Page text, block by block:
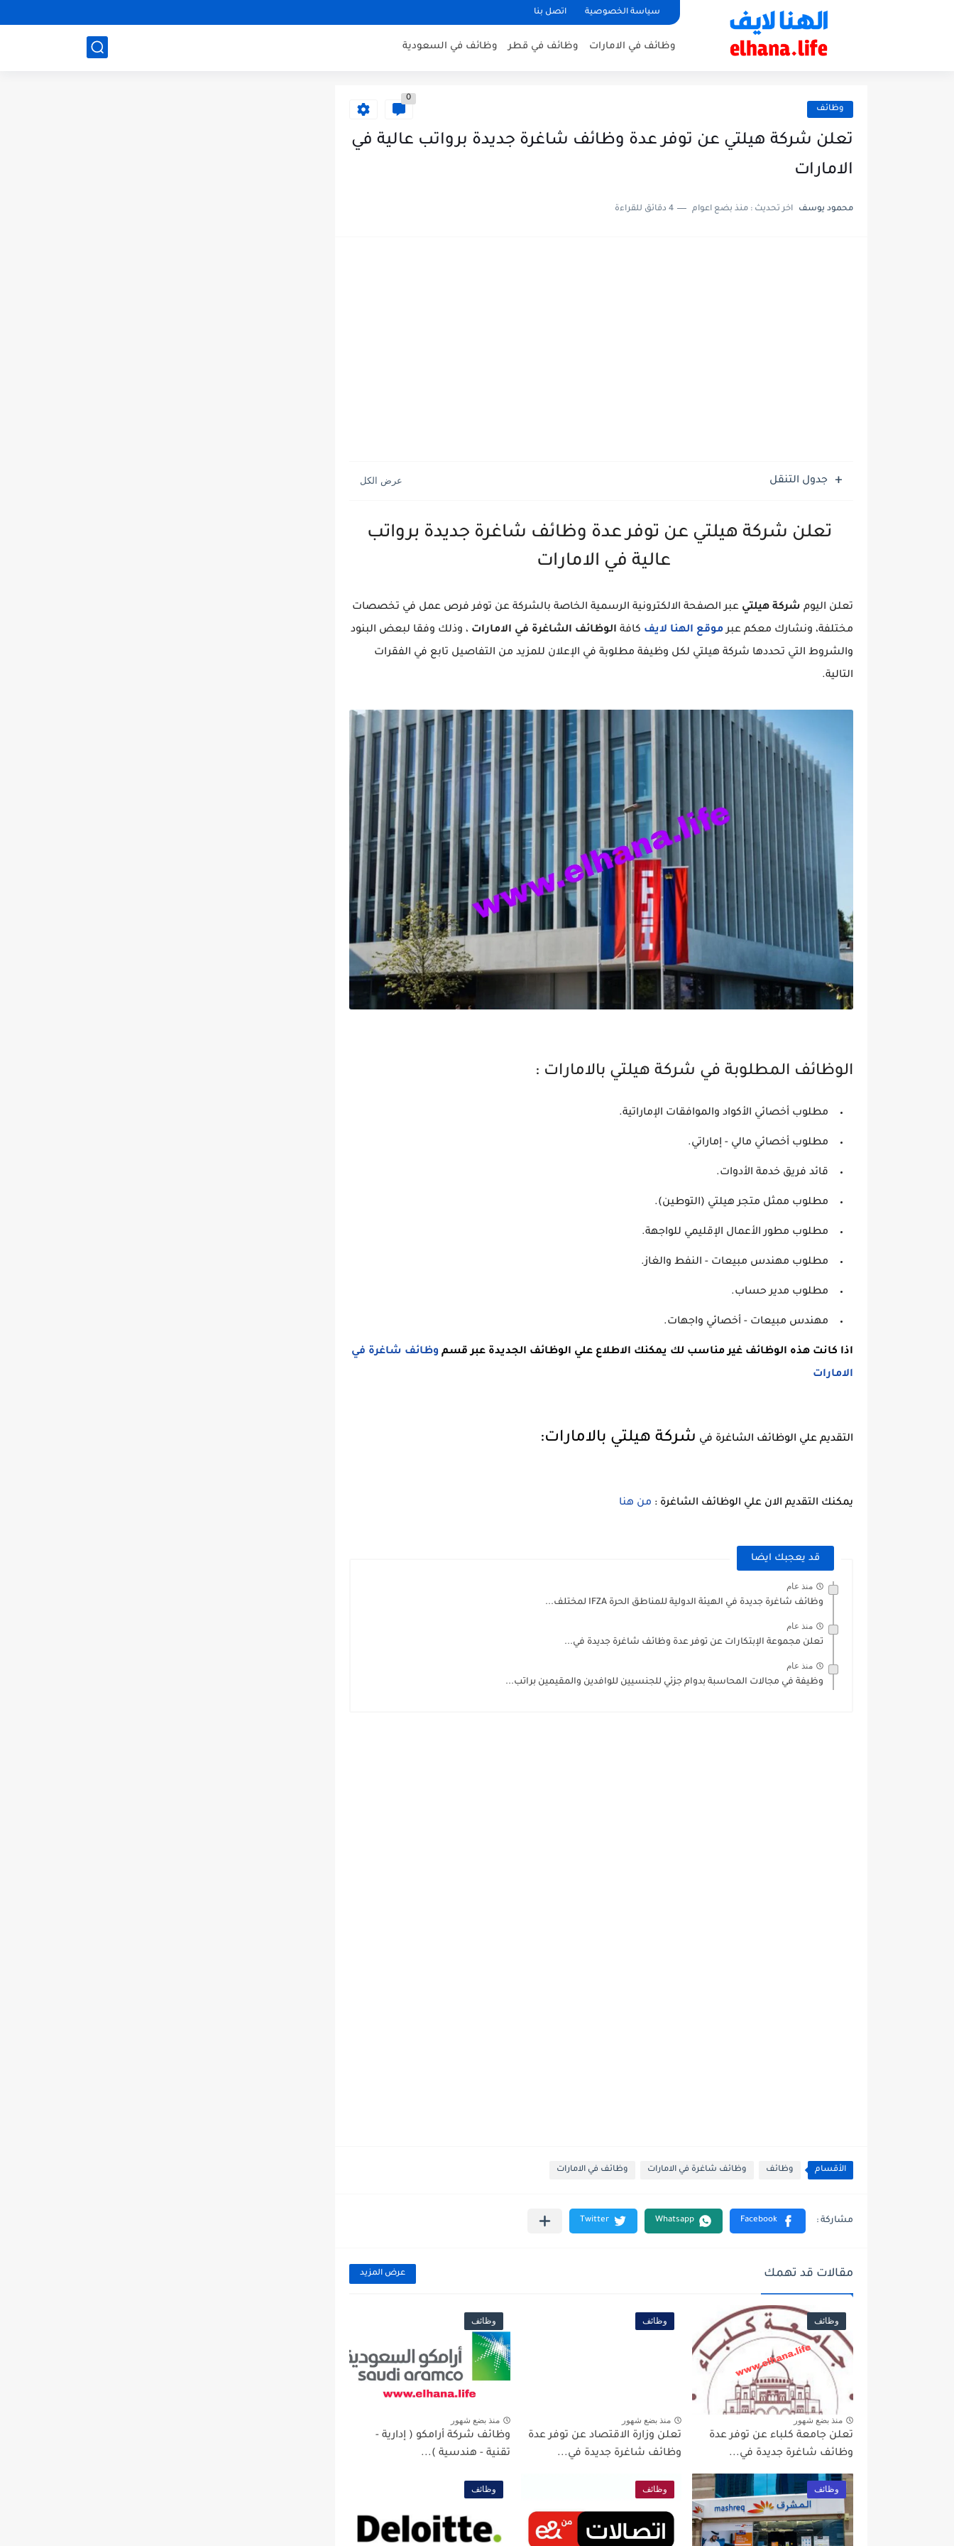
سياسة الخصوصية اتصل بنا
وظائف في الامارات وظائف في قطر وظائف في السعودية
وظائف
0
تعلن شركة هيلتي عن توفر عدة وظائف شاغرة جديدة برواتب عالية في
الامارات
محمود يوسف اخر تحديث : منذ بضع اعوام 4 دقائق للقراءة
جدول التنقل
تعلن شركة هيلتي عن توفر عدة وظائف شاغرة جديدة برواتب
عالية في الامارات
تعلن اليوم شركة هيلتي عبر الصفحة الالكترونية الرسمية الخاصة بالشركة عن توفر فرص عمل في تخصصات
مختلفة، ونشارك معكم عبرموقع الهنا لايف كافة الوظائف الشاغرة في الامارات ، وذلك وفقا لبعض البنود
والشروط التي تحددها شركة هيلتي لكل وظيفة مطلوبة في الإعلان للمزيد من التفاصيل تابع في الفقرات
التالية.
الوظائف المطلوبة في شركة هيلتي بالامارات :
مطلوب أخصائي الأكواد والموافقات الإماراتية.
مطلوب أخصائي مالي - إماراتي.
قائد فريق خدمة الأدوات.
مطلوب ممثل متجر هيلتي (التوطين).
مطلوب مطور الأعمال الإقليمي للواجهة.
مطلوب مهندس مبيعات - النفط والغاز.
مطلوب مدير حساب.
مهندس مبيعات - أخصائي واجهات.
اذا كانت هذه الوظائف غير مناسب لك يمكنك الاطلاع علي الوظائف الجديدة عبر قسم وظائف شاغرة في
الامارات
التقديم علي الوظائف الشاغرة في شركة هيلتي بالامارات:
يمكنك التقديم الان علي الوظائف الشاغرة : من هنا
قد يعجبك ايضا
منذ عام
وظائف شاغرة جديدة في الهيئة الدولية للمناطق الحرة IFZA لمختلف...
منذ عام
تعلن مجموعة الإبتكارات عن توفر عدة وظائف شاغرة جديدة في...
منذ عام
وظيفة في مجالات المحاسبة بدوام جزئي للجنسيين للوافدين والمقيمين براتب...
الأقسام وظائف وظائف شاغرة في الامارات وظائف في الامارات
مقالات قد تهمك عرض المزيد
وظائف
منذ بضع شهور
تعلن جامعة كلباء عن توفر عدة
وظائف شاغرة جديدة في...
وظائف
منذ بضع شهور
تعلن وزارة الاقتصاد عن توفر عدة
وظائف شاغرة جديدة في...
وظائف
منذ بضع شهور
وظائف شركة أرامكو ( إدارية -
تقنية - هندسية )...
وظائف وظائف وظائف